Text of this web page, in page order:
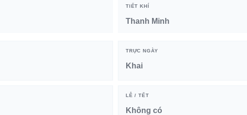
TIẾT KHÍ
Thanh Minh
TRỰC NGÀY
Khai
LỄ / TẾT
Không có